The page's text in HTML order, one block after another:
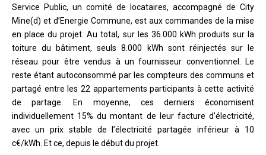
Service Public, un comité de locataires, accompagné de City
Mine(d) et d’Energie Commune, est aux commandes de la mise
en place du projet. Au total, sur les 36.000 kWh produits sur la
toiture du bâtiment, seuls 8.000 kWh sont réinjectés sur le
réseau pour être vendus à un fournisseur conventionnel. Le
reste étant autoconsommé par les compteurs des communs et
partagé entre les 22 appartements participants à cette activité
de partage. En moyenne, ces derniers économisent
individuellement 15% du montant de leur facture d’électricité,
avec un prix stable de l’électricité partagée inférieur à 10
c€/kWh. Et ce, depuis le début du projet.